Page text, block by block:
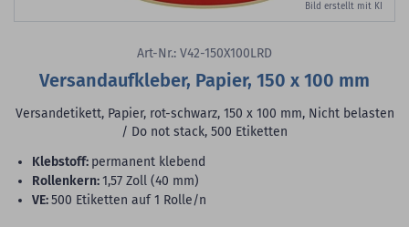
Bild erstellt mit KI
Art-Nr.: V42-150X100LRD
Versandaufkleber, Papier, 150 x 100 mm
Versandetikett, Papier, rot-schwarz, 150 x 100 mm, Nicht belasten
/ Do not stack, 500 Etiketten
Klebstoff: permanent klebend
Rollenkern:1,57 Zoll (40 mm)
VE:500 Etiketten auf 1 Rolle/n